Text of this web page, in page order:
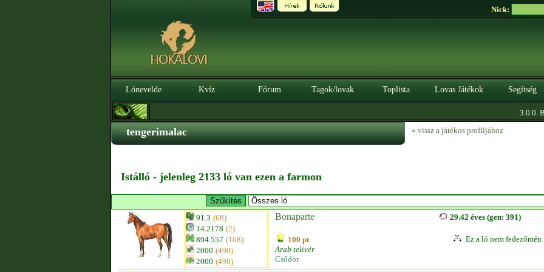
Nick:
Lónevelde Kvíz Fórum Tagok/lovak Toplista Lovas Játékok Segítség
3.0.0.
tengerimalac « vissz a játékos profiljához
Istálló - jelenleg 2133 ló van ezen a farmon
91.3 (68)
14.2178 (2)
894.557 (168)
2000 (490)
2000 (490)
Bonaparte
100 pt
Arab telivér
Csődör
29.42 éves (gen: 391)
Ez a ló nem fedezőmén